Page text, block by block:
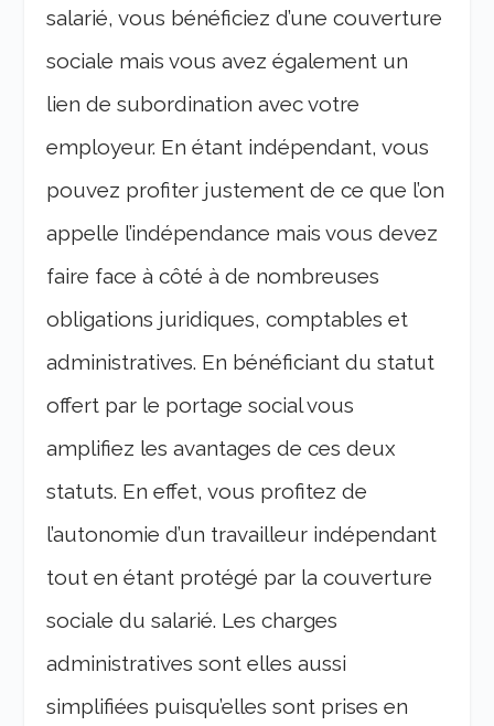
salarié, vous bénéficiez d’une couverture
sociale mais vous avez également un
lien de subordination avec votre
employeur. En étant indépendant, vous
pouvez profiter justement de ce que l’on
appelle l’indépendance mais vous devez
faire face à côté à de nombreuses
obligations juridiques, comptables et
administratives. En bénéficiant du statut
offert par le portage social vous
amplifiez les avantages de ces deux
statuts. En effet, vous profitez de
l’autonomie d’un travailleur indépendant
tout en étant protégé par la couverture
sociale du salarié. Les charges
administratives sont elles aussi
simplifiées puisqu’elles sont prises en